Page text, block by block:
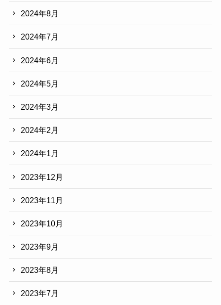
2024年8月
2024年7月
2024年6月
2024年5月
2024年3月
2024年2月
2024年1月
2023年12月
2023年11月
2023年10月
2023年9月
2023年8月
2023年7月